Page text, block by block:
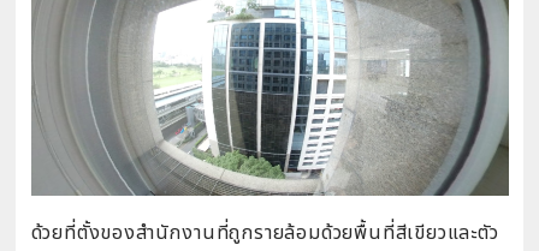
ด้วยที่ตั้งของสำนักงานที่ถูกรายล้อมด้วยพื้นที่สีเขียวและตัว